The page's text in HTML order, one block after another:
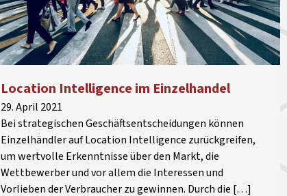
Location Intelligence im Einzelhandel
29. April 2021
Bei strategischen Geschäftsentscheidungen können
Einzelhändler auf Location Intelligence zurückgreifen,
um wertvolle Erkenntnisse über den Markt, die
Wettbewerber und vor allem die Interessen und
Vorlieben der Verbraucher zu gewinnen. Durch die […]